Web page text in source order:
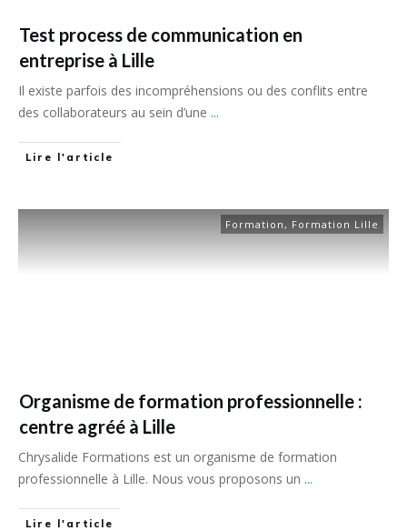
Test process de communication en
entreprise à Lille
Il existe parfois des incompréhensions ou des conflits entre
des collaborateurs au sein d’une ...
Lire l'article
Formation, Formation Lille
Organisme de formation professionnelle :
centre agréé à Lille
Chrysalide Formations est un organisme de formation
professionnelle à Lille. Nous vous proposons un ...
Lire l'article